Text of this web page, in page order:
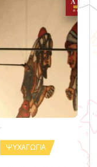
ΨΥΧΑΓΩΓΊΑ